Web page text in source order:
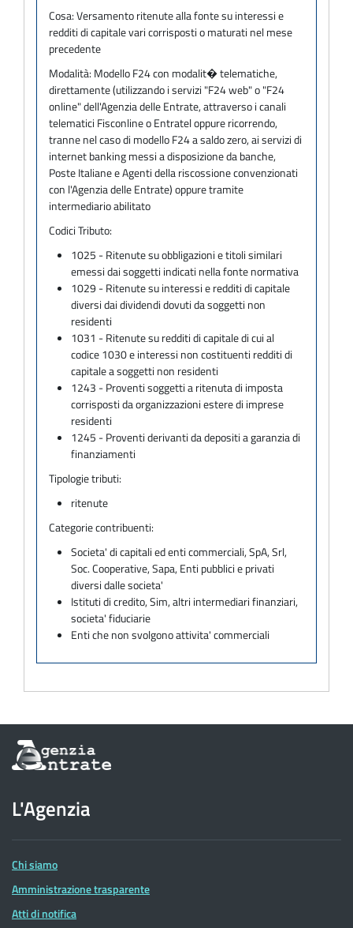
Cosa:Versamento ritenute alla fonte su interessi e
redditi di capitale vari corrisposti o maturati nel mese
precedente
Modalità: Modello F24 con modalit� telematiche,
direttamente (utilizzando i servizi "F24 web" o "F24
online" dell'Agenzia delle Entrate, attraverso i canali
telematici Fisconline o Entratel oppure ricorrendo,
tranne nel caso di modello F24 a saldo zero, ai servizi di
internet banking messi a disposizione da banche,
Poste Italiane e Agenti della riscossione convenzionati
con l'Agenzia delle Entrate) oppure tramite
intermediario abilitato
Codici Tributo:
1025 - Ritenute su obbligazioni e titoli similari
emessi dai soggetti indicati nella fonte normativa
1029 - Ritenute su interessi e redditi di capitale
diversi dai dividendi dovuti da soggetti non
residenti
1031 - Ritenute su redditi di capitale di cui al
codice 1030 e interessi non costituenti redditi di
capitale a soggetti non residenti
1243 - Proventi soggetti a ritenuta di imposta
corrisposti da organizzazioni estere di imprese
residenti
1245 - Proventi derivanti da depositi a garanzia di
finanziamenti
Tipologie tributi:
ritenute
Categorie contribuenti:
Societa' di capitali ed enti commerciali, SpA, Srl,
Soc. Cooperative, Sapa, Enti pubblici e privati
diversi dalle societa'
Istituti di credito, Sim, altri intermediari finanziari,
societa' fiduciarie
Enti che non svolgono attivita' commerciali
Informazioni
sul
dell'Agenzia
delle
Entrate
L'Agenzia
Chi siamo
Amministrazione trasparente
Atti di notifica